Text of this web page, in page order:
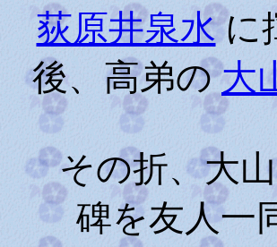
荻原井泉水に
後、高弟の大
その折、大山
碑を友人一